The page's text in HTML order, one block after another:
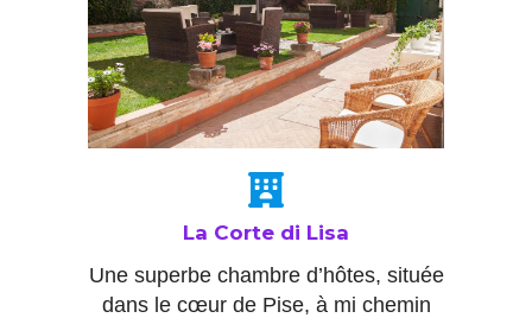
La Corte di Lisa
Une superbe chambre d’hôtes, située
dans le cœur de Pise, à mi chemin